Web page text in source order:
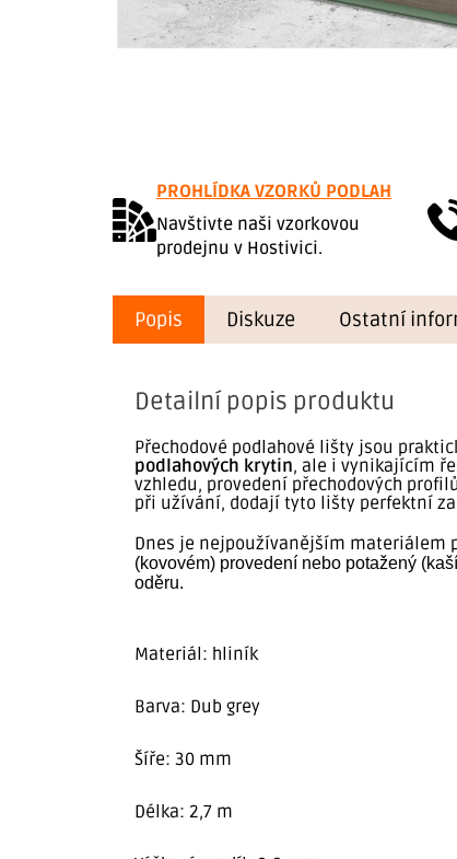
PROHLÍDKA VZORKŮ PODLAH
Navštivte naši vzorkovou
prodejnu v Hostivici.
Popis Diskuze Ostatní
Detailní popis produktu
Přechodové podlahové lišty jsou
podlahových krytin, ale i vynikajícím
vzhledu, provedení přechodových
při užívání, dodají tyto lišty perfektní
Dnes je nejpoužívanějším materiálem
(kovovém) provedení nebo potažený
oděru.
Materiál: hliník
Barva: Dub grey
Šíře: 30 mm
Délka: 2,7 m